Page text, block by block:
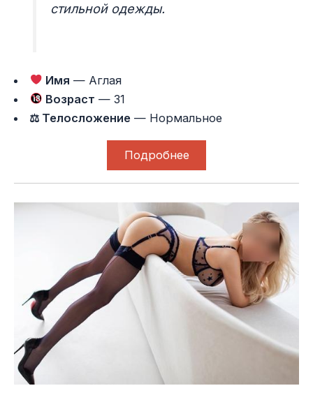
стильной одежды.
Имя — Аглая
Возраст — 31
⚖ Телосложение — Нормальное
Подробнее